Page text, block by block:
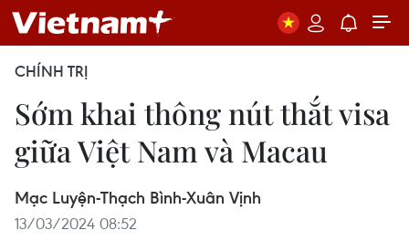
CHÍNH TRỊ
Sớm khai thông nút thắt visa
giữa Việt Nam và Macau
Mạc Luyện-Thạch Bình-Xuân Vịnh
13/03/2024 08:52